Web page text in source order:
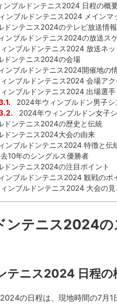
ンブルドンテニス2024 日程の概
ンブルドンテニス2024 メインマ
ドンテニス2024のテレビ放送情報
ンブルドンテニス2024の放送ス
ンブルドンテニス2024 放送ネッ
ドンテニス2024の会場
ンブルドンテニス2024開催地の
ンブルドンテニス2024 会場ア
ンブルドンテニス2024 出場選手
2024年ウィンブルドン男子
2024年ウィンブルドン女子
ドンテニス2024の歴史と伝統
ドンテニス2024大会の由来
ンブルドンテニス2024 特徴と伝
10年のシングルス優勝者
ドンテニス2024の注目ポイント
ンブルドンテニス2024 観戦のポ
ンブルドンテニス2024 大会の見
ンテニス2024
テニス2024 日程の
2024の日程は、現地時間の7月1